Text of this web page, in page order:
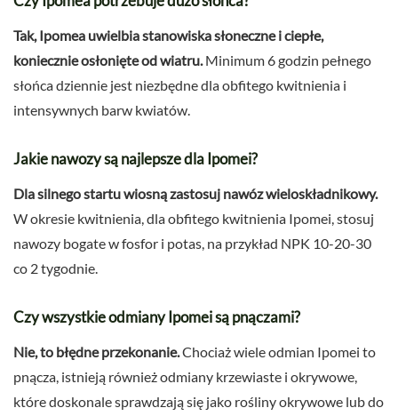
Tak, Ipomea uwielbia stanowiska słoneczne i ciepłe,
koniecznie osłonięte od wiatru.Minimum 6 godzin pełnego
słońca dziennie jest niezbędne dla obfitego kwitnienia i
intensywnych barw kwiatów.
Jakie nawozy są najlepsze dla Ipomei?
Dla silnego startu wiosną zastosuj nawóz wieloskładnikowy.
W okresie kwitnienia, dla obfitego kwitnienia Ipomei, stosuj
nawozy bogate w fosfor i potas, na przykład NPK 10-20-30
co 2 tygodnie.
Czy wszystkie odmiany Ipomei są pnączami?
Nie, to błędne przekonanie.Chociaż wiele odmian Ipomei to
pnącza, istnieją również odmiany krzewiaste i okrywowe,
które doskonale sprawdzają się jako rośliny okrywowe lub do